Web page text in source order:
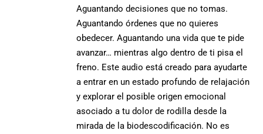
Aguantando decisiones que no tomas.
Aguantando órdenes que no quieres
obedecer. Aguantando una vida que te pide
avanzar… mientras algo dentro de ti pisa el
freno. Este audio está creado para ayudarte
a entrar en un estado profundo de relajación
y explorar el posible origen emocional
asociado a tu dolor de rodilla desde la
mirada de la biodescodificación. No es